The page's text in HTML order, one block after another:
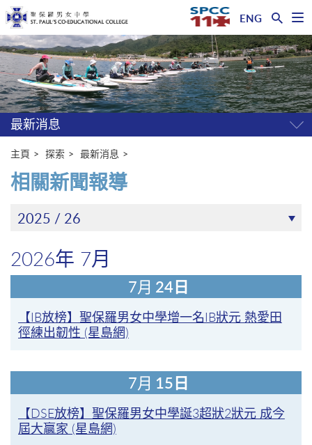
開
選
單
ENG
主
内
容
開
始
最新消息 開
主頁 探索 最新消息
相關新聞報導
2025 / 26
2026年 7月
7月 24日
【IB放榜】聖保羅男女中學增一名IB狀元 熱愛田
徑練出韌性 (星島網)
7月 15日
【DSE放榜】聖保羅男女中學誕3超狀2狀元 成今
屆大贏家 (星島網)